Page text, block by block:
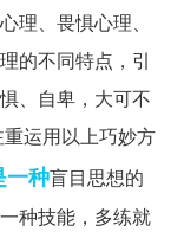
理、畏惧心理、
的不同特点，引
、自卑，大可不
运用以上巧妙方
一种盲目思想的
种技能，多练就